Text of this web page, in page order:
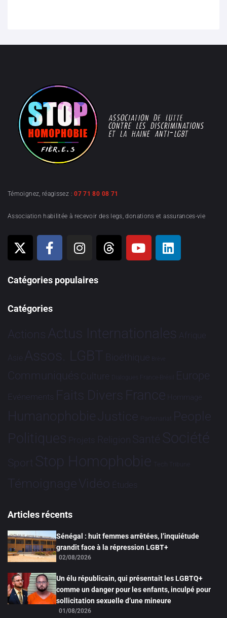
Témoignez, réagissez :07 71 80 08 71
Association habilitée à recevoir des legs, donations et assurances-vie
Catégories populaires
Catégories
Actions Actus Internationales Afrique
Asie Assos. LGBT Bioéthique Brève
Communiqués Culture Dialogues France-Brésil Europe
Evénements Faits Divers France Hommage
HumanophobieJustice Partenariat People
Politiques Projets Religion Santé Société
Sport Stop Homophobie Tech Tribune
TémoignageVidéo Études
Articles récents
Sénégal : huit femmes arrêtées, l’inquiétude
grandit face à la répression LGBT+
02/08/2026
Un élu républicain, qui présentait les LGBTQ+
comme un danger pour les enfants, inculpé pour
sollicitation sexuelle d’une mineure
01/08/2026